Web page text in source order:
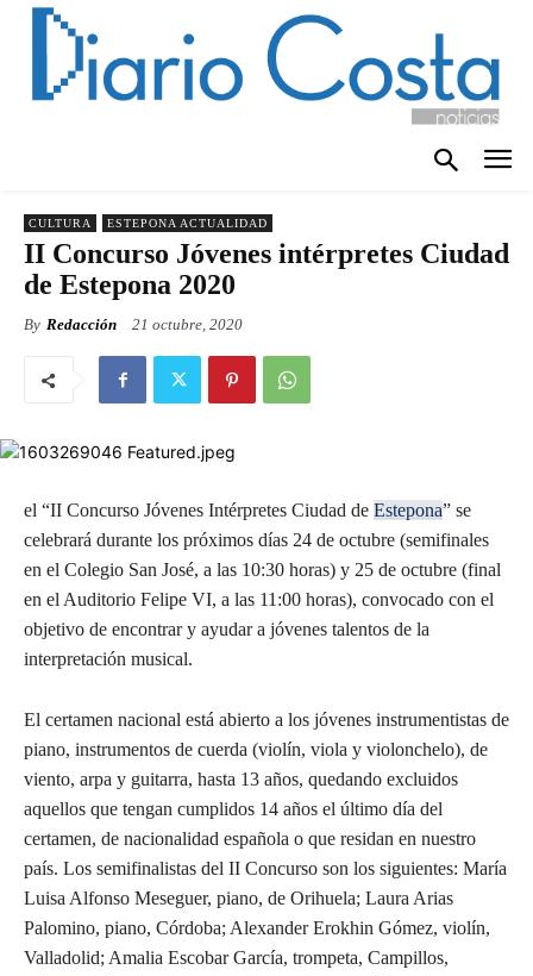
CULTURA ESTEPONA ACTUALIDAD
II Concurso Jóvenes intérpretes Ciudad
de Estepona 2020
By Redacción 21 octubre, 2020
el “II Concurso Jóvenes Intérpretes Ciudad de Estepona” se
celebrará durante los próximos días 24 de octubre (semifinales
en el Colegio San José, a las 10:30 horas) y 25 de octubre (final
en el Auditorio Felipe VI, a las 11:00 horas), convocado con el
objetivo de encontrar y ayudar a jóvenes talentos de la
interpretación musical.
El certamen nacional está abierto a los jóvenes instrumentistas de
piano, instrumentos de cuerda (violín, viola y violonchelo), de
viento, arpa y guitarra, hasta 13 años, quedando excluidos
aquellos que tengan cumplidos 14 años el último día del
certamen, de nacionalidad española o que residan en nuestro
país. Los semifinalistas del II Concurso son los siguientes: María
Luisa Alfonso Meseguer, piano, de Orihuela; Laura Arias
Palomino, piano, Córdoba; Alexander Erokhin Gómez, violín,
Valladolid; Amalia Escobar García, trompeta, Campillos,